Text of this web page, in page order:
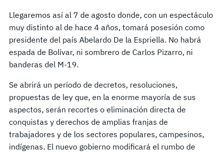
Llegaremos así al 7 de agosto donde, con un espectáculo
muy distinto al de hace 4 años, tomará posesión como
presidente del país Abelardo De la Espriella. No habrá
espada de Bolívar, ni sombrero de Carlos Pizarro, ni
banderas del M-19.
Se abrirá un período de decretos, resoluciones,
propuestas de ley que, en la enorme mayoría de sus
aspectos, serán recortes o eliminación directa de
conquistas y derechos de amplias franjas de
trabajadores y de los sectores populares, campesinos,
indígenas. El nuevo gobierno modificará el rumbo de